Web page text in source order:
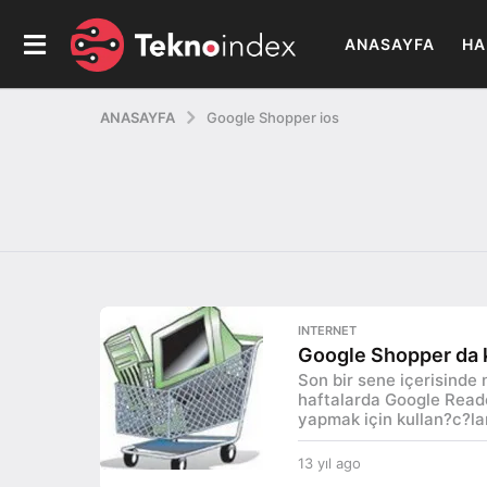
ANASAYFA
ANASAYFA Google Shopper ios
INTERNET
Google Shopper da
Son bir sene içerisinde
haftalarda Google
yapmak için
13 yıl ago